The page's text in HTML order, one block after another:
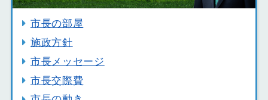
市長の部屋
施政方針
市長メッセージ
市長交際費